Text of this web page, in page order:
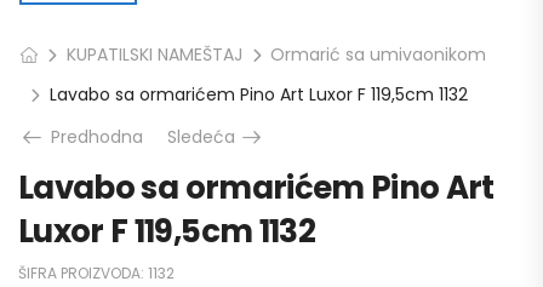
KUPATILSKI NAMEŠTAJ
Ormarić sa umivaonikom
Lavabo sa ormarićem Pino Art Luxor F 119,5cm 1132
Predhodna
Sledeća
Lavabo sa ormarićem Pino Art
Luxor F 119,5cm 1132
ŠIFRA PROIZVODA: 1132